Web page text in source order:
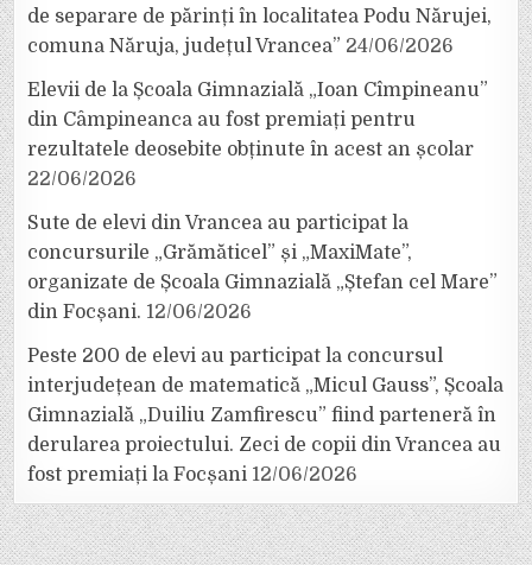
de separare de părinți în localitatea Podu Nărujei,
comuna Năruja, județul Vrancea” 24/06/2026
Elevii de la Școala Gimnazială „Ioan Cîmpineanu”
din Câmpineanca au fost premiați pentru
rezultatele deosebite obținute în acest an școlar
22/06/2026
Sute de elevi din Vrancea au participat la
concursurile „Grămăticel” și „MaxiMate”,
organizate de Școala Gimnazială „Ștefan cel Mare”
din Focșani. 12/06/2026
Peste 200 de elevi au participat la concursul
interjudețean de matematică „Micul Gauss”, Școala
Gimnazială „Duiliu Zamfirescu” fiind parteneră în
derularea proiectului. Zeci de copii din Vrancea au
fost premiați la Focșani 12/06/2026